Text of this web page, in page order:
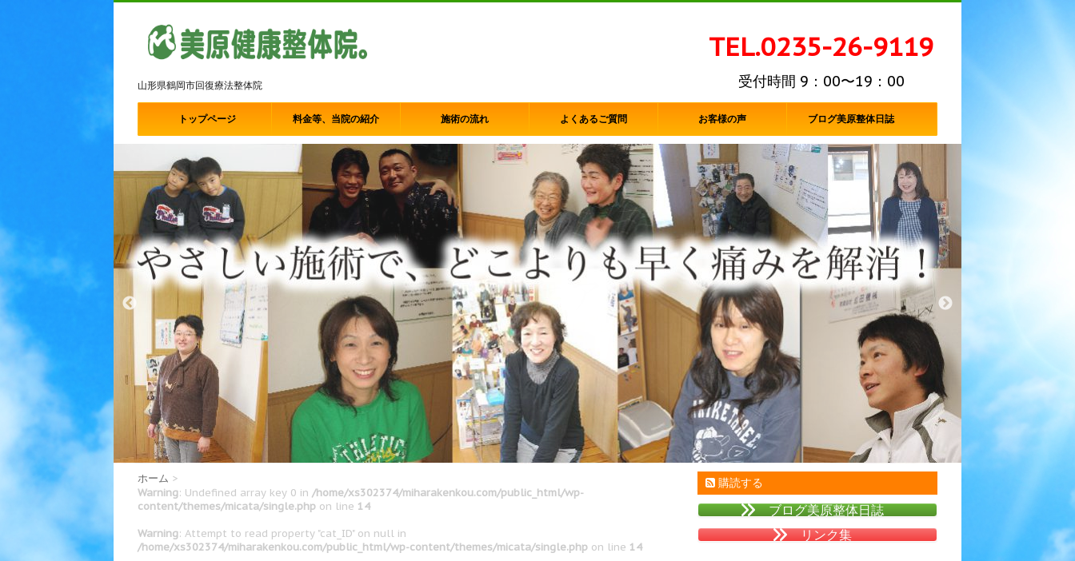
山形県鶴岡市回復療法整体院
TEL.0235-26-9119
受付時間 9：00〜19：00
トップページ 料金等、当院の紹介 施術の流れ よくあるご質問 お客様の声 ブログ美原整体日誌
ホーム >
Warning: Undefined array key 0 in /home/xs302374/miharakenkou.com/public_html/wp-
content/themes/micata/single.php on line 14
Warning: Attempt to read property "cat_ID" on null in
/home/xs302374/miharakenkou.com/public_html/wp-content/themes/micata/single.php on line 14
購読する
ブログ美原整体日誌
リンク集